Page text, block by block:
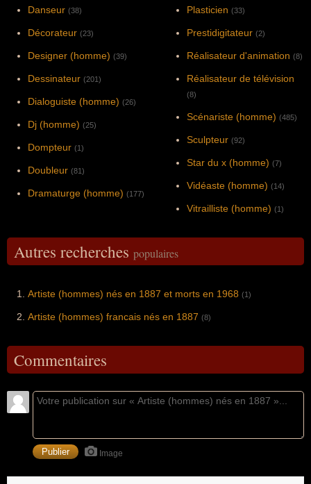
Danseur (38)
Décorateur (23)
Designer (homme) (39)
Dessinateur (201)
Dialoguiste (homme) (26)
Dj (homme) (25)
Dompteur (1)
Doubleur (81)
Dramaturge (homme) (177)
Plasticien (33)
Prestidigitateur (2)
Réalisateur d'animation (8)
Réalisateur de télévision
(8)
Scénariste (homme) (485)
Sculpteur (92)
Star du x (homme) (7)
Vidéaste (homme) (14)
Vitrailliste (homme) (1)
Autres recherches populaires
Artiste (hommes) nés en 1887 et morts en 1968 (1)
Artiste (hommes) francais nés en 1887 (8)
Commentaires
Image